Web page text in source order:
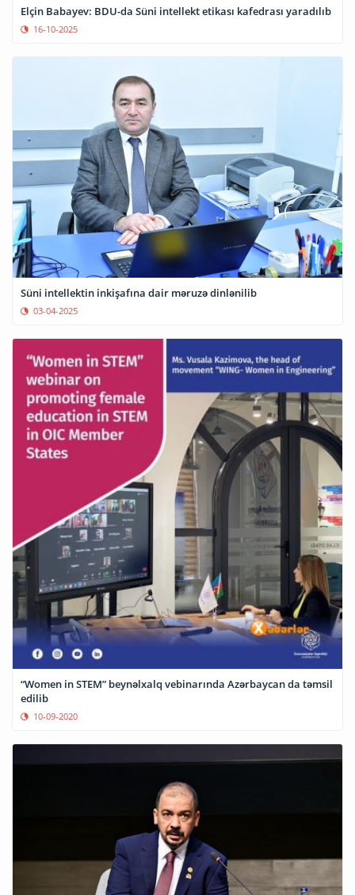
Elçin Babayev: BDU-da Süni intellekt etikası kafedrası yaradılıb
16-10-2025
Süni intellektin inkişafına dair məruzə dinlənilib
03-04-2025
“Women in STEM” beynəlxalq vebinarında Azərbaycan da təmsil
edilib
10-09-2020